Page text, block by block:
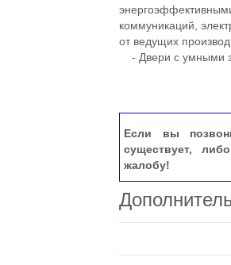
коммуникаций,
от ведущих
- Двери с умными
Если вы
существует,
жалобу!